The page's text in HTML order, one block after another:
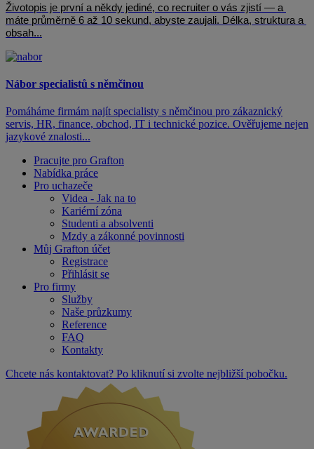
Životopis je první a někdy jediné, co recruiter o vás zjistí — a
máte průměrně 6 až 10 sekund, abyste zaujali. Délka, struktura a
obsah...
Nábor specialistů s němčinou
Pomáháme firmám najít specialisty s němčinou pro zákaznický
servis, HR, finance, obchod, IT i technické pozice. Ověřujeme nejen
jazykové znalosti...
Pracujte pro Grafton
Nabídka práce
Pro uchazeče
Videa - Jak na to
Kariérní zóna
Studenti a absolventi
Mzdy a zákonné povinnosti
Můj Grafton účet
Registrace
Přihlásit se
Pro firmy
Služby
Naše průzkumy
Reference
FAQ
Kontakty
Chcete nás kontaktovat? Po kliknutí si zvolte nejbližší pobočku.